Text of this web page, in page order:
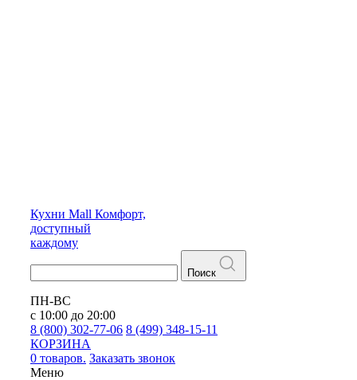
Кухни Mall Комфорт,
доступный
каждому
Поиск
ПН-ВС
с 10:00 до 20:00
8 (800) 302-77-06 8 (499) 348-15-11
КОРЗИНА
0 товаров. Заказать звонок
Меню